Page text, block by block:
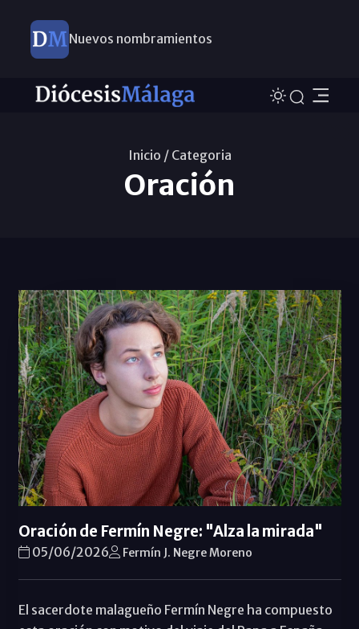
Nuevos nombramientos
Inicio / Categoria
Oración
Oración de Fermín Negre: "Alza la mirada"
05/06/2026 Fermín J. Negre Moreno
El sacerdote malagueño Fermín Negre ha compuesto